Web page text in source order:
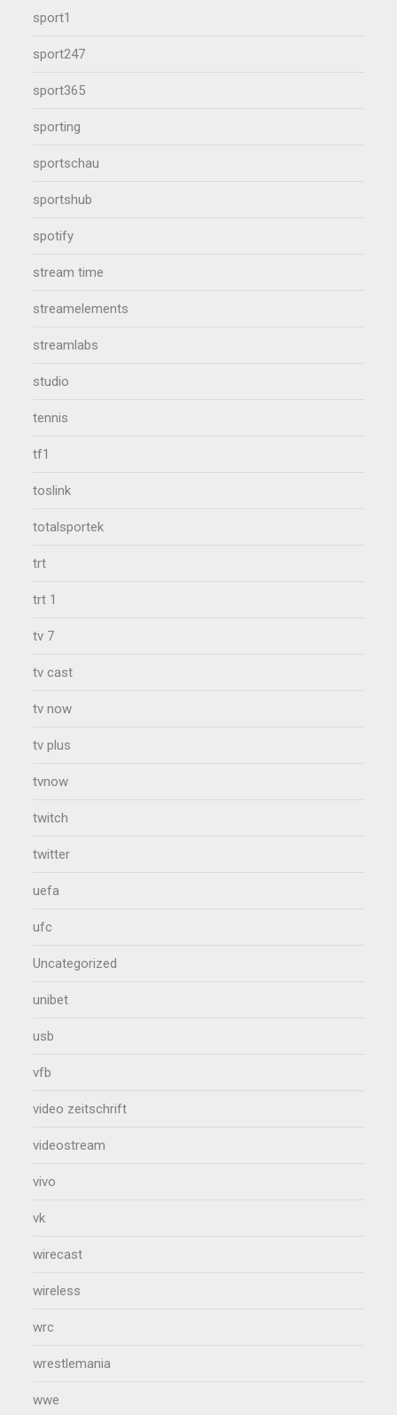
sport1
sport247
sport365
sporting
sportschau
sportshub
spotify
stream time
streamelements
streamlabs
studio
tennis
tf1
toslink
totalsportek
trt
trt 1
tv 7
tv cast
tv now
tv plus
tvnow
twitch
twitter
uefa
ufc
Uncategorized
unibet
usb
vfb
video zeitschrift
videostream
vivo
vk
wirecast
wireless
wrc
wrestlemania
wwe